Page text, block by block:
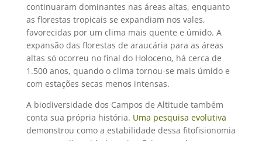
continuaram dominantes nas áreas altas, enquanto
as florestas tropicais se expandiam nos vales,
favorecidas por um clima mais quente e úmido. A
expansão das florestas de araucária para as áreas
altas só ocorreu no final do Holoceno, há cerca de
1.500 anos, quando o clima tornou-se mais úmido e
com estações secas menos intensas.
A biodiversidade dos Campos de Altitude também
conta sua própria história. Uma pesquisa evolutiva
demonstrou como a estabilidade dessa fitofisionomia